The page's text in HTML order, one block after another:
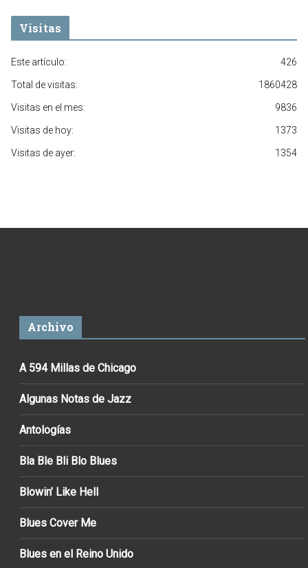
Visitas
426
Este artículo:
1860428
Total de visitas:
9836
Visitas en el mes:
1373
Visitas de hoy:
1354
Visitas de ayer:
Archivo
A 594 Millas de Chicago
Algunas Notas de Jazz
Antologías
Bla Ble Bli Blo Blues
Blowin’ Like Hell
Blues Cover Me
Blues en el Reino Unido